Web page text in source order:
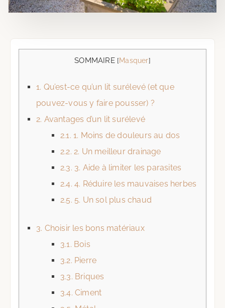
SOMMAIRE [Masquer]
1. Qu’est-ce qu’un lit surélevé (et que
pouvez-vous y faire pousser) ?
2. Avantages d’un lit surélevé
2.1. 1. Moins de douleurs au dos
2.2. 2. Un meilleur drainage
2.3. 3. Aide à limiter les parasites
2.4. 4. Réduire les mauvaises herbes
2.5. 5. Un sol plus chaud
3. Choisir les bons matériaux
3.1. Bois
3.2. Pierre
3.3. Briques
3.4. Ciment